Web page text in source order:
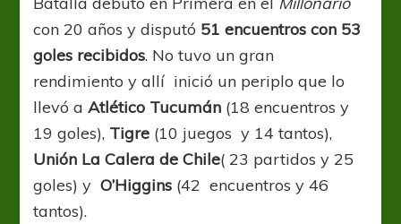
con 20 años y disputó 51 encuentros con 53
goles recibidos. No tuvo un gran
rendimiento y allí inició un periplo que lo
llevó aAtlético Tucumán (18 encuentros y
19 goles), Tigre (10 juegos y 14 tantos),
Unión La Calera de Chile( 23 partidos y 25
goles) yO’Higgins (42 encuentros y 46
tantos).